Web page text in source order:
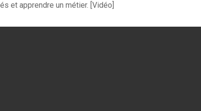
et apprendre un métier. [Vidéo]